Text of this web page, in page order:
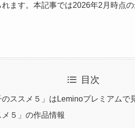
ます。本記事では2026年2月時点
目次
ススメ５」はLeminoプレミアムで
メ５」の作品情報